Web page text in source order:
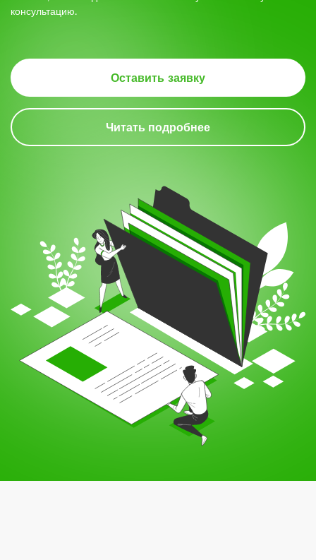
консультацию.
Оставить заявку
Читать подробнее